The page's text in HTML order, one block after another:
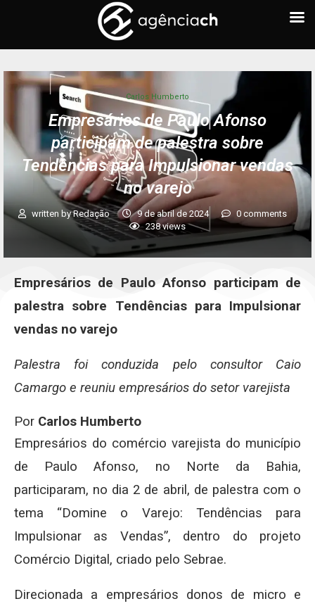
Carlos Humberto
Empresários de Paulo Afonso
participam de palestra sobre
Tendências para Impulsionar vendas
no varejo
written byRedação 9 de abril de 2024
0 comments
238views
Empresários de Paulo Afonso participam de
palestra sobre Tendências para Impulsionar
vendas no varejo
Palestra foi conduzida pelo consultor Caio
Camargo e reuniu empresários do setor varejista
Por Carlos Humberto
Empresários do comércio varejista do município
de Paulo Afonso, no Norte da Bahia,
participaram, no dia 2 de abril, de palestra com o
tema “Domine o Varejo: Tendências para
Impulsionar as Vendas”, dentro do projeto
Comércio Digital, criado pelo Sebrae.
Direcionada a empresários donos de micro e